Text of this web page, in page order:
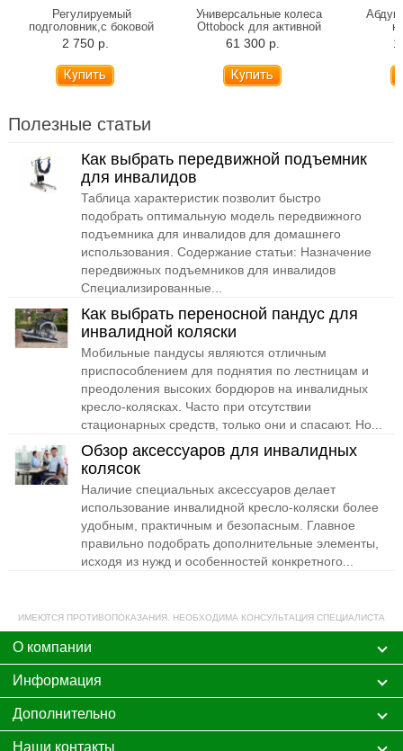
Регулируемый
подголовник,с боковой
поддержкой и функцией
фиксации головы
2 750 р.
Универсальные колеса
Ottobock для активной
инвалидной коляски (пара)
61 300 р.
Полезные статьи
Как выбрать передвижной подъемник
для инвалидов
Таблица характеристик позволит быстро
подобрать оптимальную модель передвижного
подъемника для инвалидов для домашнего
использования. Содержание статьи: Назначение
передвижных подъемников для инвалидов
Специализированные...
Как выбрать переносной пандус для
инвалидной коляски
Мобильные пандусы являются отличным
приспособлением для поднятия по лестницам и
преодоления высоких бордюров на инвалидных
кресло-колясках. Часто при отсутствии
стационарных средств, только они и спасают. Но...
Обзор аксессуаров для инвалидных
колясок
Наличие специальных аксессуаров делает
использование инвалидной кресло-коляски более
удобным, практичным и безопасным. Главное
правильно подобрать дополнительные элементы,
исходя из нужд и особенностей конкретного...
ИМЕЮТСЯ ПРОТИВОПОКАЗАНИЯ. НЕОБХОДИМА КОНСУЛЬТАЦИЯ СПЕЦИАЛИСТА
О компании
Информация
Дополнительно
Наши контакты